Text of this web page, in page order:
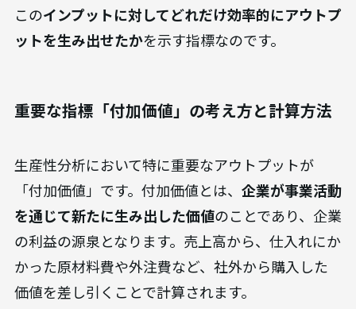
このインプットに対してどれだけ効率的にアウトプ
ットを生み出せたかを示す指標なのです。
重要な指標「付加価値」の考え方と計算方法
生産性分析において特に重要なアウトプットが
「付加価値」です。付加価値とは、 企業が事業活動
を通じて新たに生み出した価値のことであり、企業
の利益の源泉となります。売上高から、仕入れにか
かった原材料費や外注費など、社外から購入した
価値を差し引くことで計算されます。